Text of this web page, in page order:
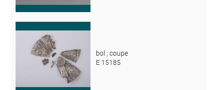
bol ; coupe
E 15185